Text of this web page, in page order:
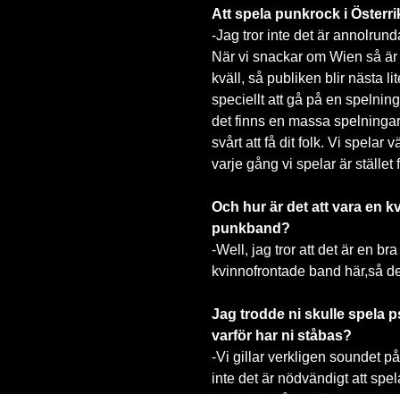
Att spela punkrock i
-Jag tror inte det är
När vi snackar om Wien så
kväll, så publiken blir nästa
speciellt att gå på en
det finns en massa
svårt att få dit folk. Vi spelar
varje gång vi spelar är
Och hur är det att vara en
punkband?
-Well, jag tror att det är en
kvinnofrontade band här,så
Jag trodde ni skulle spela
varför har ni ståbas?
-Vi gillar verkligen soundet
inte det är nödvändigt att